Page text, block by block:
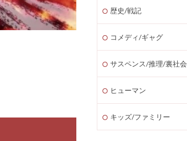
歴史/戦記
コメディ/ギャグ
サスペンス/推理/裏社会
ヒューマン
キッズ/ファミリー